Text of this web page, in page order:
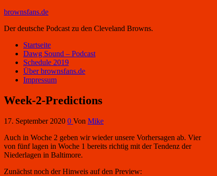
brownsfans.de
Der deutsche Podcast zu den Cleveland Browns.
Startseite
Dawg Sound – Podcast
Schedule 2019
Über brownsfans.de
Impressum
Week-2-Predictions
17. September 2020 0 Von Mike
Auch in Woche 2 geben wir wieder unsere Vorhersagen ab. Vier
von fünf lagen in Woche 1 bereits richtig mit der Tendenz der
Niederlagen in Baltimore.
Zunächst noch der Hinweis auf den Preview: